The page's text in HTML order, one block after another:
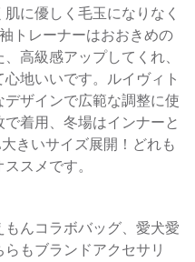
に優しく毛玉になりなく
トレーナーはおおきめの
高級感アップしてくれ、
地いいです。ルイヴィト
ザインで広範な調整に使
着用、冬場はインナーと
きいサイズ展開！どれも
スメです。
んコラボバッグ、愛犬愛
もブランドアクセサリ